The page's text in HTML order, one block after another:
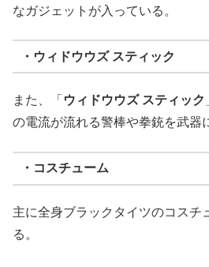
なガジェットが入っている。
・ウィドウウズ スティック
また、「 ウィドウウズ スティック
の電流が流れる警棒や拳銃を武器
・コスチューム
主に全身ブラックタイツのコスチ
る。